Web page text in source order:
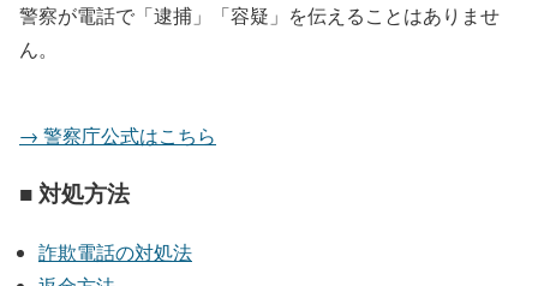
警察が電話で「逮捕」「容疑」を伝えることはありませ
ん。
→ 警察庁公式はこちら
■ 対処方法
詐欺電話の対処法